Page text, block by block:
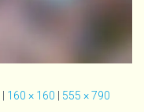
160 × 160 555 × 790